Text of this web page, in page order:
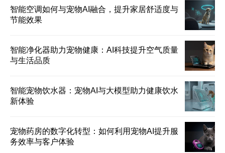
智能空调如何与宠物AI融合，提升家居舒适度与
节能效果
智能净化器助力宠物健康：AI科技提升空气质量
与生活品质
智能宠物饮水器：宠物AI与大模型助力健康饮水
新体验
宠物药房的数字化转型：如何利用宠物AI提升服
务效率与客户体验